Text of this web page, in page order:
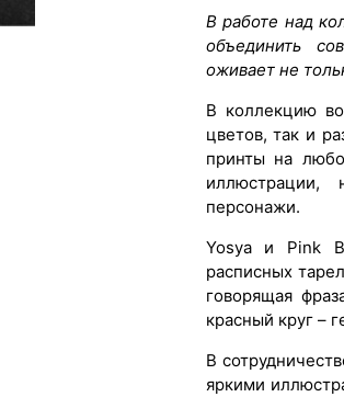
В работе над
объединить
оживает не
В коллекцию
цветов, так и
принты на
персонажи.
Yosya и Pink
расписных
говорящая
красный круг –
В
яркими